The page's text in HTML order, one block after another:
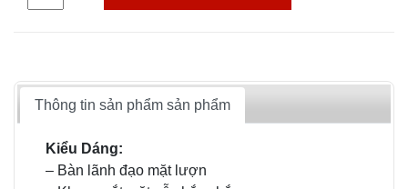
Thông tin sản phẩm sản phẩm
Kiểu Dáng:
– Bàn lãnh đạo mặt lượn